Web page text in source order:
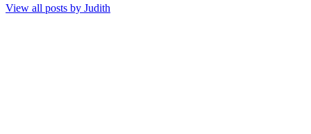
View all posts by Judith